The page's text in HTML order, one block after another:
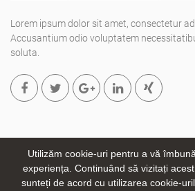
Lorem ipsum dolor sit amet, consectetur
Accusantium odio voluptatem
soluta.
Copyright © 2019. All rights reserved
Utilizăm cookie-uri pentru a vă
experiența. Continuând să vizitați acest
sunteți de acord cu utilizarea cookie-